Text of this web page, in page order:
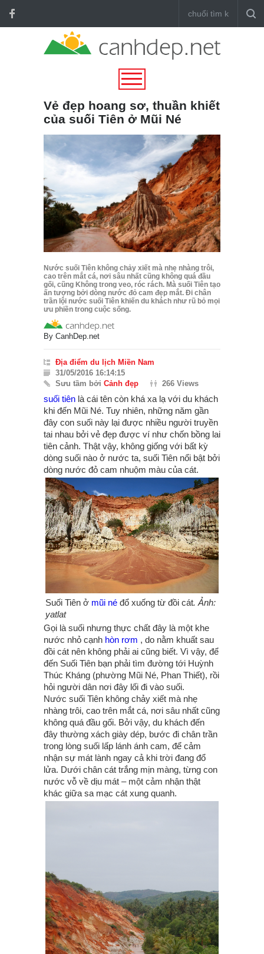
Vẻ đẹp hoang sơ, thuần khiết
của suối Tiên ở Mũi Né
Nước suối Tiên không chảy xiết mà nhẹ nhàng trôi,
cao trên mắt cá, nơi sâu nhất cũng không quá đầu
gối, cũng Không trong veo, róc rách. Mà suối Tiên tạo
ấn tượng bởi dòng nước đỏ cam đẹp mắt. Đi chân
trần lội nước suối Tiên khiến du khách như rũ bỏ mọi
ưu phiền trong cuộc sống.
By CanhDep.net
Địa điểm du lịch Miền Nam
31/05/2016 16:14:15
Sưu tầm bởi Cảnh đẹp 266 Views
suối tiên là cái tên còn khá xa lạ với du khách
khi đến Mũi Né. Tuy nhiên, những năm gần
đây con suối này lại được nhiều người truyền
tai nhau bởi vẻ đẹp được ví như chốn bồng lai
tiên cảnh. Thật vậy, không giống với bất kỳ
dòng suối nào ở nước ta, suối Tiên nổi bật bởi
dòng nước đỏ cam nhuộm màu của cát.
Suối Tiên ở mũi né đổ xuống từ đồi cát. Ảnh:
yatlat
Gọi là suối nhưng thực chất đây là một khe
nước nhỏ cạnh hòn rơm , do nằm khuất sau
đồi cát nên không phải ai cũng biết. Vì vậy, để
đến Suối Tiên bạn phải tìm đường tới Huỳnh
Thúc Kháng (phường Mũi Né, Phan Thiết), rồi
hỏi người dân nơi đây lối đi vào suối.
Nước suối Tiên không chảy xiết mà nhẹ
nhàng trôi, cao trên mắt cá, nơi sâu nhất cũng
không quá đầu gối. Bởi vậy, du khách đến
đây thường xách giày dép, bước đi chân trần
trong lòng suối lấp lánh ánh cam, để cảm
nhận sự mát lành ngay cả khi trời đang đổ
lửa. Dưới chân cát trắng mịn màng, từng con
nước vỗ về dịu mát – một cảm nhận thật
khác giữa sa mạc cát xung quanh.